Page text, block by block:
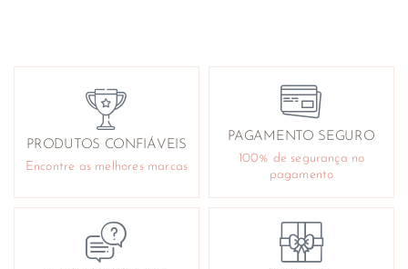
PRODUTOS CONFIÁVEIS
Encontre as melhores marcas
PAGAMENTO SEGURO
100% de segurança no
pagamento